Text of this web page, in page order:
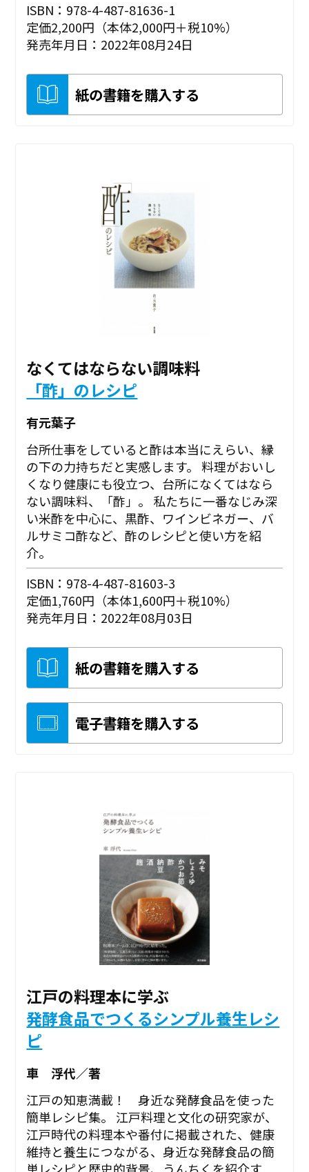
ISBN：978-4-487-81636-1
定価2,200円（本体2,000円＋税10%）
発売年月日：2022年08月24日
紙の書籍を購入する
なくてはならない調味料
「酢」のレシピ
有元葉子
台所仕事をしていると酢は本当にえらい、縁
の下の力持ちだと実感します。 料理がおいし
くなり健康にも役立つ、台所になくてはなら
ない調味料、「酢」。 私たちに一番なじみ深
い米酢を中心に、黒酢、ワインビネガー、バ
ルサミコ酢など、酢のレシピと使い方を紹
介。
ISBN：978-4-487-81603-3
定価1,760円（本体1,600円＋税10%）
発売年月日：2022年08月03日
紙の書籍を購入する
電子書籍を購入する
江戸の料理本に学ぶ
発酵食品でつくるシンプル養生レシ
ピ
車 浮代／著
江戸の知恵満載！ 身近な発酵食品を使った
簡単レシピ集。 江戸料理と文化の研究家が、
江戸時代の料理本や番付に掲載された、健康
維持と養生につながる、身近な発酵食品の簡